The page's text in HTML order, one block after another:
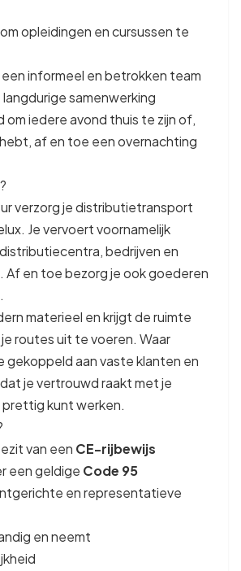
opleidingen en cursussen te
informeel en betrokken team
samenwerking
om iedere avond thuis te zijn of,
af en toe een overnachting
verzorg je distributietransport
Je vervoert voornamelijk
bedrijven en
Af en toe bezorg je ook goederen
materieel en krijgt de ruimte
routes uit te voeren. Waar
gekoppeld aan vaste klanten en
je vertrouwd raakt met je
kunt werken.
van een CE-rijbewijs
een geldige Code 95
en representatieve
en neemt